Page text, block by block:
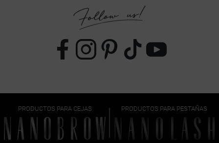
PRODUCTOS PARA CEJAS PRODUCTOS PARA PESTAÑAS